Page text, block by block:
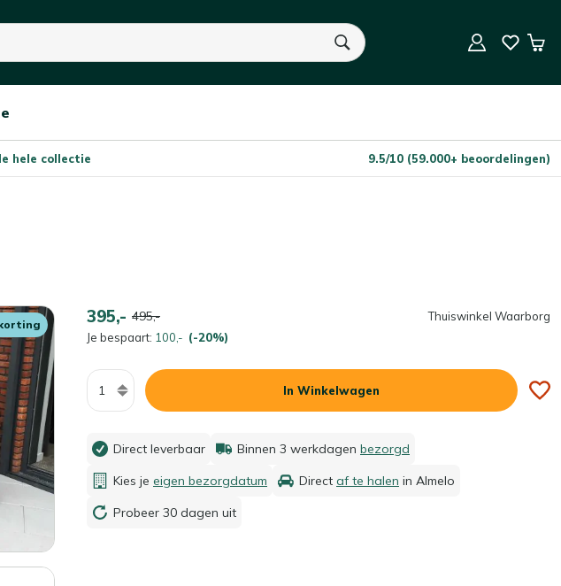
U heeft geen product(en) in uw winkelwagen.
hele collectie 9.5/10 (59.000+ beoordelingen)
395,- 495,-
Je bespaart: 100,- (-20%)
Thuiswinkel Waarborg
Aantal
In Winkelwagen
Aantal
In Winkelwagen
Direct leverbaar Binnen 3 werkdagen bezorgd
Kies je eigen bezorgdatum Direct af te halen in Almelo
Probeer 30 dagen uit